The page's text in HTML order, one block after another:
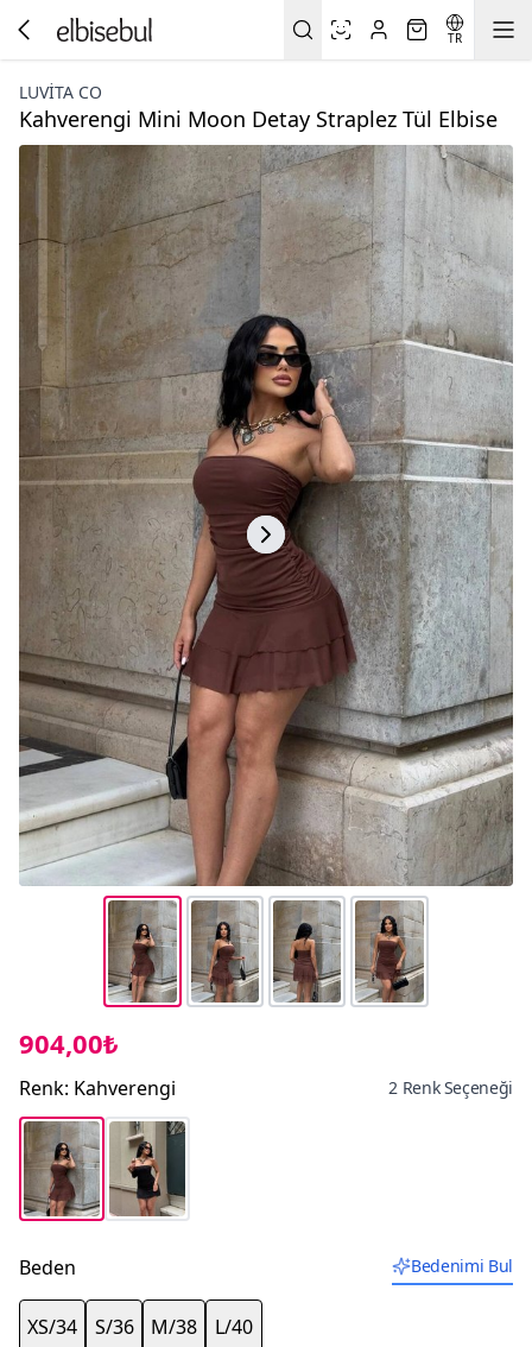
TR
LUVITA CO
Kahverengi Mini Moon Detay Straplez Tül Elbise
904,00₺
Renk: Kahverengi 2 Renk Seçeneği
Beden Bedenimi Bul
XS/34 S/36 M/38 L/40